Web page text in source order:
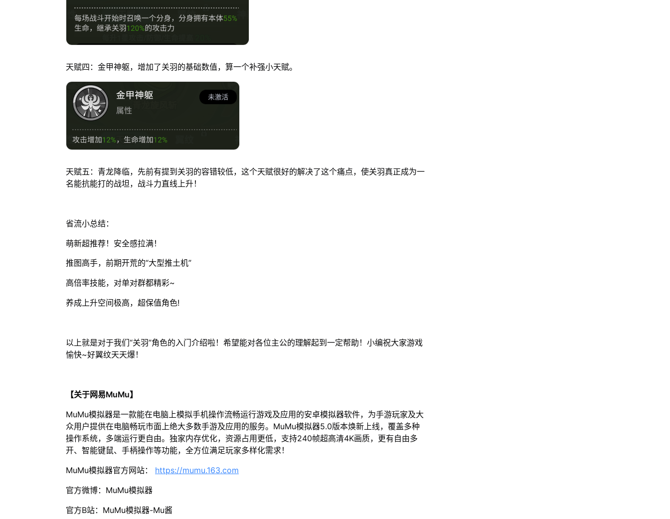
天赋四：金甲神躯，增加了关羽的基础数值，算一个补强小天赋。
天赋五：青龙降临，先前有提到关羽的容错较低，这个天赋很好的解决了这个痛点，使关羽真正成为一
名能抗能打的战坦，战斗力直线上升！
省流小总结：
萌新超推荐！安全感拉满！
推图高手，前期开荒的“大型推土机”
高倍率技能，对单对群都精彩~
养成上升空间极高，超保值角色!
以上就是对于我们“关羽”角色的入门介绍啦！希望能对各位主公的理解起到一定帮助！小编祝大家游戏
愉快~好翼纹天天爆！
【关于网易MuMu】
MuMu模拟器是一款能在电脑上模拟手机操作流畅运行游戏及应用的安卓模拟器软件，为手游玩家及大
众用户提供在电脑畅玩市面上绝大多数手游及应用的服务。MuMu模拟器5.0版本焕新上线，覆盖多种
操作系统，多端运行更自由。独家内存优化，资源占用更低，支持240帧超高清4K画质，更有自由多
开、智能键鼠、手柄操作等功能，全方位满足玩家多样化需求！
MuMu模拟器官方网站： https://mumu.163.com
官方微博：MuMu模拟器
官方B站：MuMu模拟器-Mu酱